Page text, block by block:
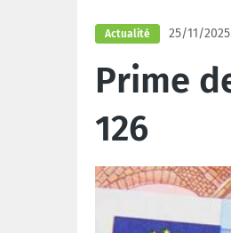
Actualité 25/11/2025
Prime
126